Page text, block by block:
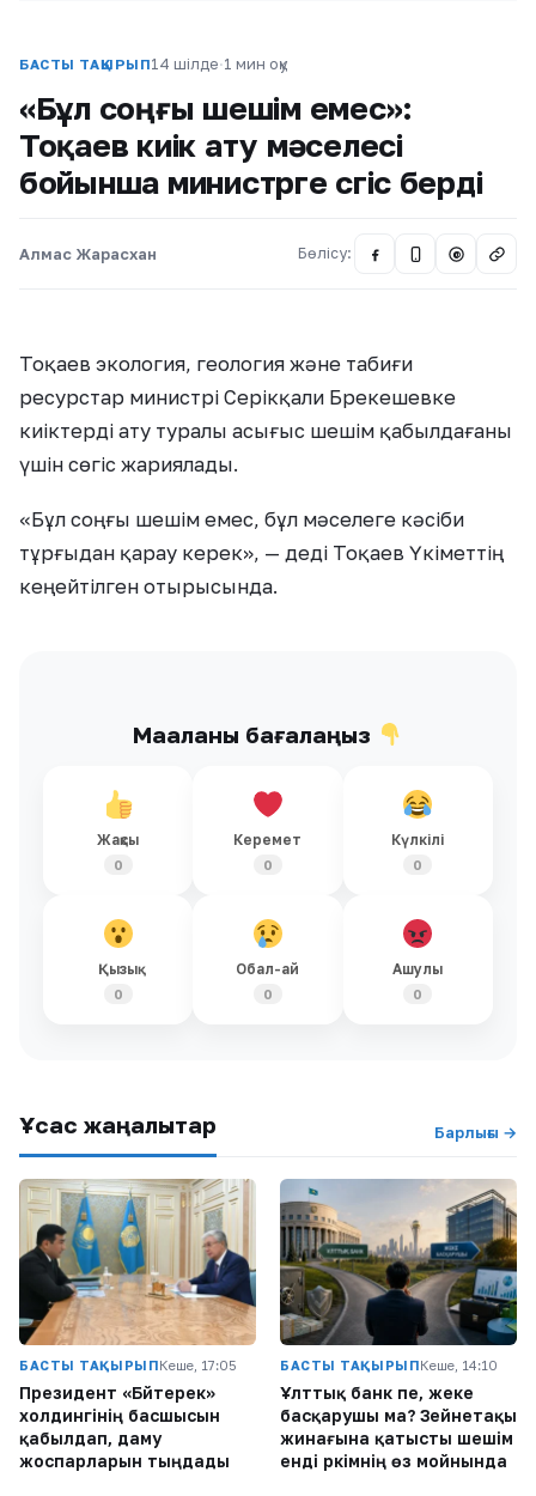
БАСТЫ ТАҚЫРЫП14 шілде·1 мин оқу
«Бұл соңғы шешім емес»:
Тоқаев киік ату мәселесі
бойынша министрге сөгіс берді
Алмас Жарасхан Бөлісу: @
Тоқаев экология, геология және табиғи
ресурстар министрі Серікқали Брекешевке
киіктерді ату туралы асығыс шешім қабылдағаны
үшін сөгіс жариялады.
«Бұл соңғы шешім емес, бұл мәселеге кәсіби
тұрғыдан қарау керек», — деді Тоқаев Үкіметтің
кеңейтілген отырысында.
Мақаланы бағалаңыз
Жақсы
0
Керемет
0
Күлкілі
0
Қызық
0
Обал-ай
0
Ашулы
0
Ұқсас жаңалықтар Барлығы →
БАСТЫ ТАҚЫРЫПКеше, 17:05
Президент «Бәйтерек»
холдингінің басшысын
қабылдап, даму
жоспарларын тыңдады
БАСТЫ ТАҚЫРЫПКеше, 14:10
Ұлттық банк пе, жеке
басқарушы ма? Зейнетақы
жинағына қатысты шешім
енді әркімнің өз мойнында